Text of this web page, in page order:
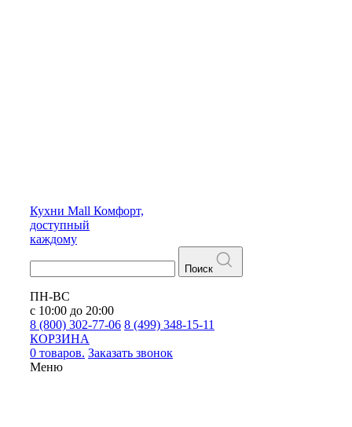
Кухни Mall Комфорт,
доступный
каждому
Поиск
ПН-ВС
с 10:00 до 20:00
8 (800) 302-77-06 8 (499) 348-15-11
КОРЗИНА
0 товаров. Заказать звонок
Меню